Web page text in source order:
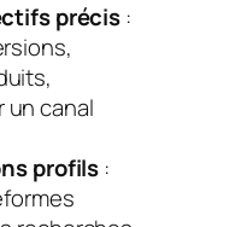
précis :
un canal
profils :